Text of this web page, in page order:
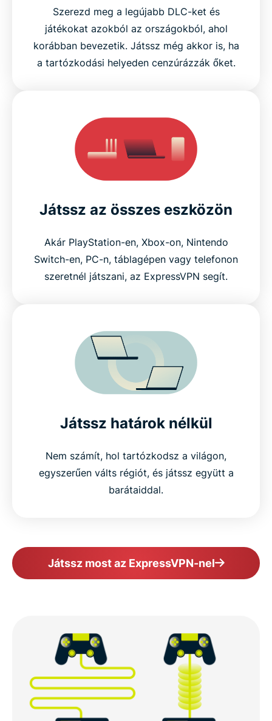
Szerezd meg a legújabb DLC-ket és
játékokat azokból az országokból, ahol
korábban bevezetik. Játssz még akkor is, ha
a tartózkodási helyeden cenzúrázzák őket.
Játssz az összes eszközön
Akár PlayStation-en, Xbox-on, Nintendo
Switch-en, PC-n, táblagépen vagy telefonon
szeretnél játszani, az ExpressVPN segít.
Játssz határok nélkül
Nem számít, hol tartózkodsz a világon,
egyszerűen válts régiót, és játssz együtt a
barátaiddal.
Játssz most az ExpressVPN-nel